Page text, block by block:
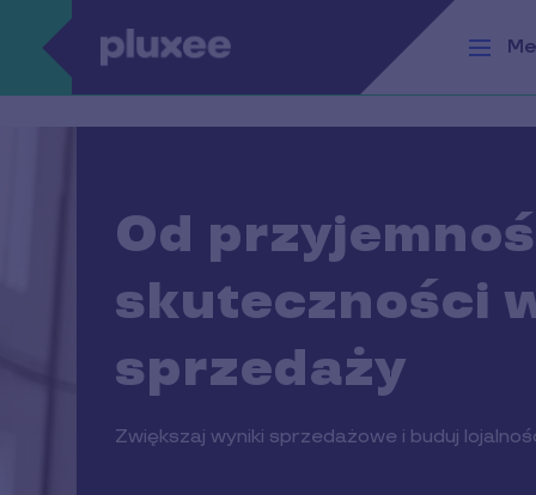
Przejdź do treści
Od
skuteczności
sprzedaży
Zwiększaj wyniki sprzedażowe i buduj